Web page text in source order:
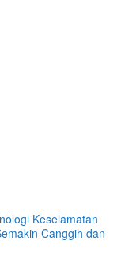
Keselamatan
Canggih dan